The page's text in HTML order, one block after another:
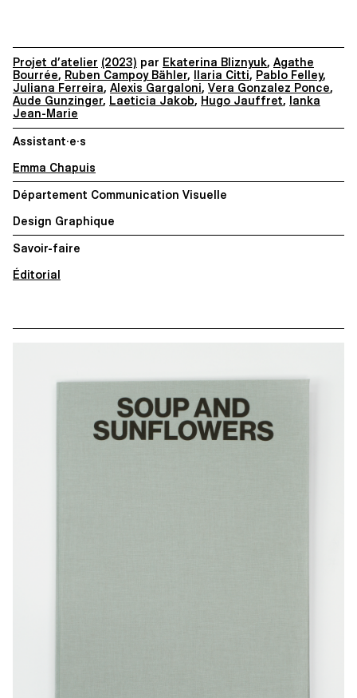
Projet d’atelier (2023) par Ekaterina Bliznyuk, Agathe
Bourrée, Ruben Campoy Bähler, Ilaria Citti, Pablo Felley,
Juliana Ferreira, Alexis Gargaloni, Vera Gonzalez Ponce,
Aude Gunzinger, Laeticia Jakob, Hugo Jauffret,
Ianka
Jean-Marie
Assistant·e·s
Emma Chapuis
Département Communication Visuelle
Design Graphique
Savoir-faire
Éditorial